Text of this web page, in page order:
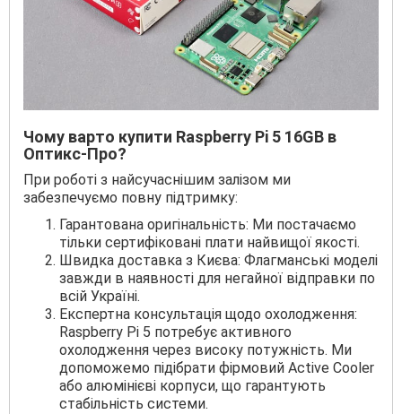
Чому варто купити Raspberry Pi 5 16GB в
Оптикс-Про?
При роботі з найсучаснішим залізом ми
забезпечуємо повну підтримку:
Гарантована оригінальність: Ми постачаємо
тільки сертифіковані плати найвищої якості.
Швидка доставка з Києва: Флагманські моделі
завжди в наявності для негайної відправки по
всій Україні.
Експертна консультація щодо охолодження:
Raspberry Pi 5 потребує активного
охолодження через високу потужність. Ми
допоможемо підібрати фірмовий Active Cooler
або алюмінієві корпуси, що гарантують
стабільність системи.